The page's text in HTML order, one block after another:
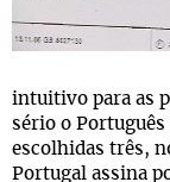
intuitivo para as
sério o
escolhidas três,
Portugal assina